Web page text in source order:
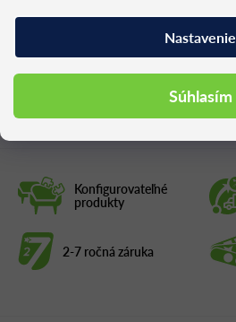
Nastavenie
Súhlasím
Konfigurovateľné
produkty
2-7 ročná záruka
Podobné produkty